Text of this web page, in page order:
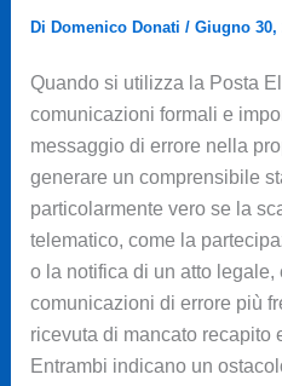
Di Domenico Donati / Giugno 30,
Quando si utilizza la Posta
comunicazioni formali e
messaggio di errore nella
generare un comprensibile
particolarmente vero se la
telematico, come la
o la notifica di un atto legale,
comunicazioni di errore più
ricevuta di mancato recapito
Entrambi indicano un